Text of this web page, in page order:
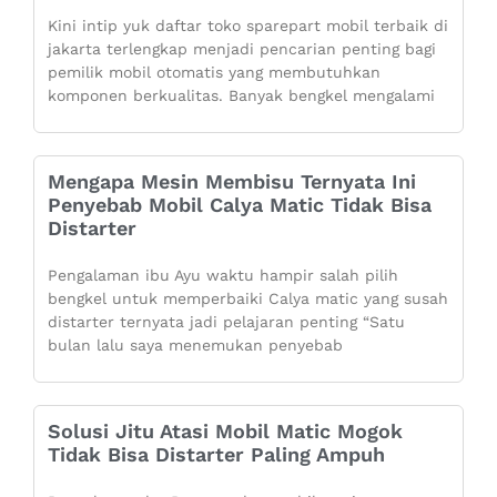
Kini intip yuk daftar toko sparepart mobil terbaik di
jakarta terlengkap menjadi pencarian penting bagi
pemilik mobil otomatis yang membutuhkan
komponen berkualitas. Banyak bengkel mengalami
Mengapa Mesin Membisu Ternyata Ini
Penyebab Mobil Calya Matic Tidak Bisa
Distarter
Pengalaman ibu Ayu waktu hampir salah pilih
bengkel untuk memperbaiki Calya matic yang susah
distarter ternyata jadi pelajaran penting “Satu
bulan lalu saya menemukan penyebab
Solusi Jitu Atasi Mobil Matic Mogok
Tidak Bisa Distarter Paling Ampuh